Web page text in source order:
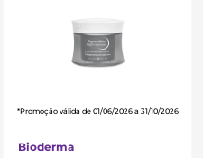
*Promoção válida de 01/06/2026 a 31/10/2026
Bioderma